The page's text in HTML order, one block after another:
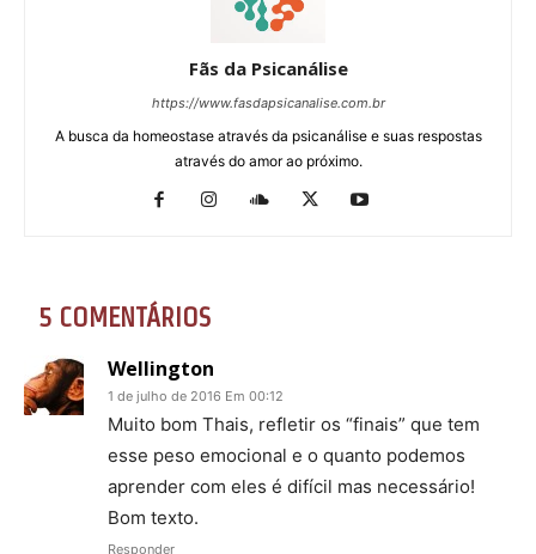
Fãs da Psicanálise
https://www.fasdapsicanalise.com.br
A busca da homeostase através da psicanálise e suas respostas
através do amor ao próximo.
5 COMENTÁRIOS
Wellington
1 de julho de 2016 Em 00:12
Muito bom Thais, refletir os “finais” que tem
esse peso emocional e o quanto podemos
aprender com eles é difícil mas necessário!
Bom texto.
Responder